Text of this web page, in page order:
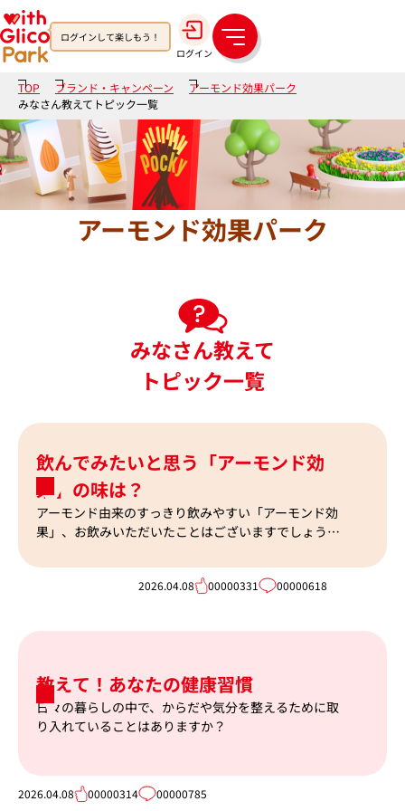
ログインして楽しもう！
ログイン
メ
ニ
ュ
TOP ブランド・キャンペーン
アーモンド効果パーク
みなさん教えてトピック一覧
アーモンド効果パーク
みなさん教えて
トピック一覧
飲んでみたいと思う「アーモンド効
果」の味は？
アーモンド由来のすっきり飲みやすい「アーモンド効
果」、お飲みいただいたことはございますでしょう
2026.04.08 00000331 00000618
教えて！あなたの健康習慣
日々の暮らしの中で、からだや気分を整えるために取
り入れていることはありますか？
2026.04.08 00000314 00000785